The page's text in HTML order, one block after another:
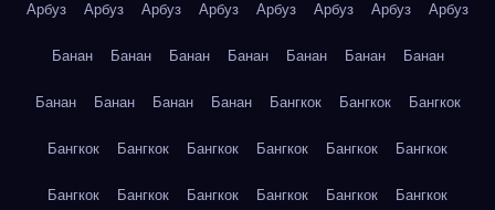
Арбуз Арбуз Арбуз Арбуз Арбуз Арбуз Арбуз Арбуз
Банан Банан Банан Банан Банан Банан Банан
Банан Банан Банан Банан Бангкок Бангкок Бангкок
Бангкок Бангкок Бангкок Бангкок Бангкок Бангкок
Бангкок Бангкок Бангкок Бангкок Бангкок Бангкок